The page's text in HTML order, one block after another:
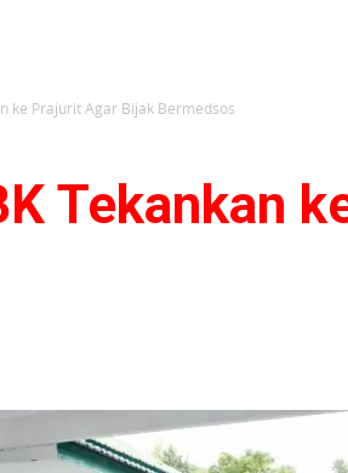
ke Prajurit Agar Bijak Bermedsos
Tekankan